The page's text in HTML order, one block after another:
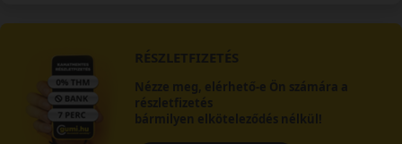
RÉSZLETFIZETÉS
Nézze meg, elérhető-e Ön számára a
részletfizetés
bármilyen elköteleződés nélkül!